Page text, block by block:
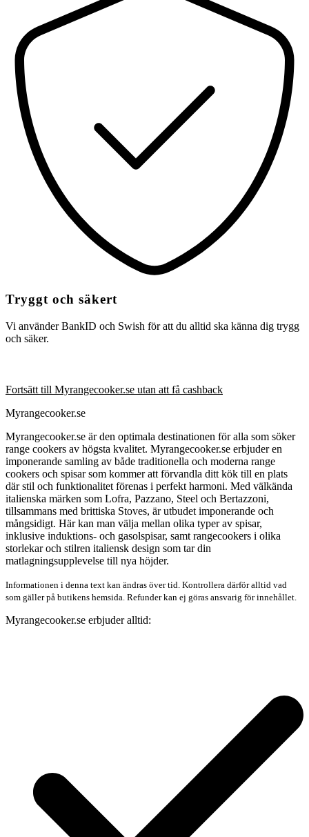
Tryggt och säkert
Vi använder BankID och Swish för att du alltid ska känna dig trygg
och säker.
Fortsätt till Myrangecooker.se utan att få cashback
Myrangecooker.se
Myrangecooker.se är den optimala destinationen för alla som söker
range cookers av högsta kvalitet. Myrangecooker.se erbjuder en
imponerande samling av både traditionella och moderna range
cookers och spisar som kommer att förvandla ditt kök till en plats
där stil och funktionalitet förenas i perfekt harmoni. Med välkända
italienska märken som Lofra, Pazzano, Steel och Bertazzoni,
tillsammans med brittiska Stoves, är utbudet imponerande och
mångsidigt. Här kan man välja mellan olika typer av spisar,
inklusive induktions- och gasolspisar, samt rangecookers i olika
storlekar och stilren italiensk design som tar din
matlagningsupplevelse till nya höjder.
Informationen i denna text kan ändras över tid. Kontrollera därför alltid vad
som gäller på butikens hemsida. Refunder kan ej göras ansvarig för innehållet.
Myrangecooker.se erbjuder alltid: